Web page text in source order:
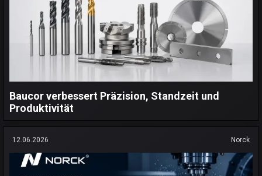
Baucor verbessert Präzision, Standzeit und
Produktivität
12.06.2026 Norck